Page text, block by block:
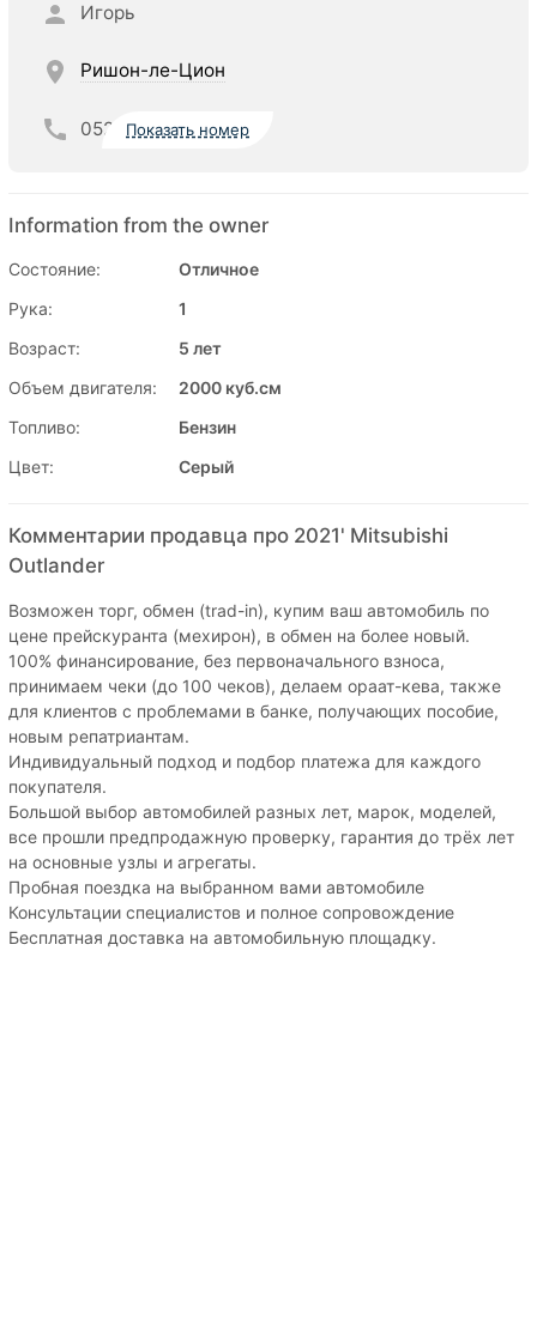
Игорь
Ришон-ле-Цион
052 Показать номер
Information from the owner
Состояние:
Отличное
Рука:
1
Возраст:
5 лет
Объем двигателя:
2000 куб.см
Топливо:
Бензин
Цвет:
Серый
Комментарии продавца про 2021' Mitsubishi
Outlander
Возможен торг, обмен (trad-in), купим ваш автомобиль по
цене прейскуранта (мехирон), в обмен на более новый.
100% финансирование, без первоначального взноса,
принимаем чеки (до 100 чеков), делаем ораат-кева, также
для клиентов с проблемами в банке, получающих пособие,
новым репатриантам.
Индивидуальный подход и подбор платежа для каждого
покупателя.
Большой выбор автомобилей разных лет, марок, моделей,
все прошли предпродажную проверку, гарантия до трёх лет
на основные узлы и агрегаты.
Пробная поездка на выбранном вами автомобиле
Консультации специалистов и полное сопровождение
Бесплатная доставка на автомобильную площадку.